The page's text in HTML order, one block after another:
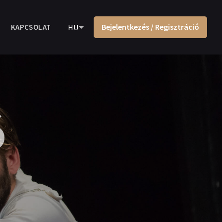
KAPCSOLAT HU Bejelentkezés / Regisztráció